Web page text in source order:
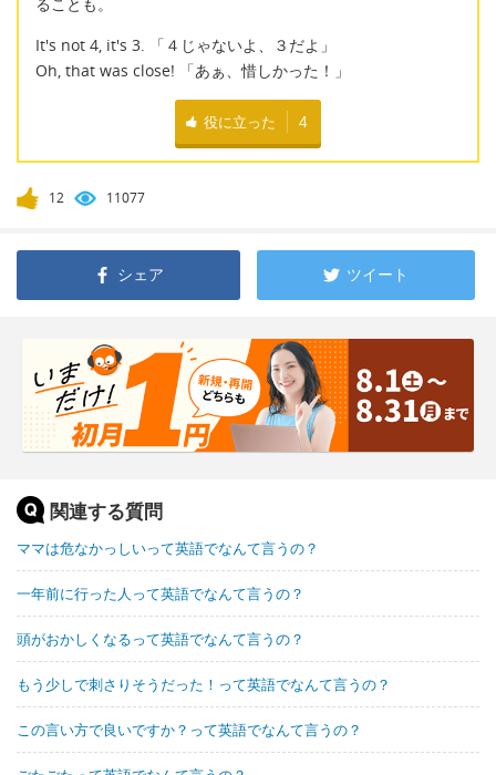
It's not 4, it's 3. 「４じゃないよ、３だよ」
Oh, that was close! 「あぁ、惜しかった！」
役に立った 4
12 11077
シェア ツイート
関連する質問
ママは危なかっしいって英語でなんて言うの？
一年前に行った人って英語でなんて言うの？
頭がおかしくなるって英語でなんて言うの？
もう少しで刺さりそうだった！って英語でなんて言うの？
この言い方で良いですか？って英語でなんて言うの？